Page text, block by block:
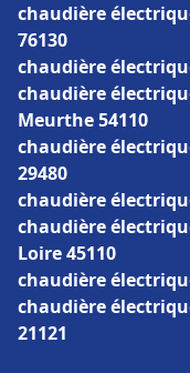
chaudière
76130
chaudière
chaudière
Meurthe 54110
chaudière
29480
chaudière
chaudière
Loire 45110
chaudière
chaudière
21121